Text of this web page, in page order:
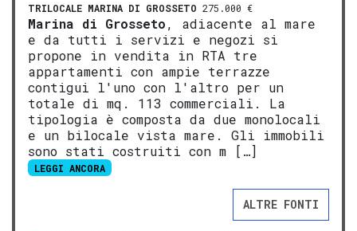
TRILOCALE MARINA DI GROSSETO 275.000 €
Marina di Grosseto, adiacente al mare
e da tutti i servizi e negozi si
propone in vendita in RTA tre
appartamenti con ampie terrazze
contigui l'uno con l'altro per un
totale di mq. 113 commerciali. La
tipologia è composta da due monolocali
e un bilocale vista mare. Gli immobili
sono stati costruiti con m […]
LEGGI ANCORA
ALTRE FONTI